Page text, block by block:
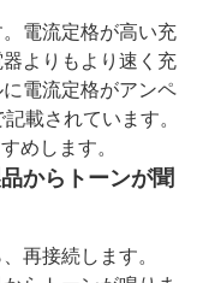
電流定格が高い充
よりもより速く充
電流定格がアンペ
載されています。
めします。
からトーンが聞
再接続します。